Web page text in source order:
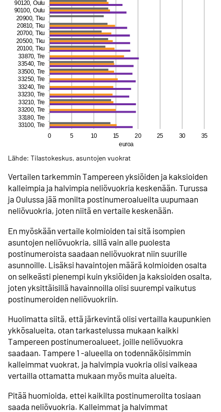
Lähde: Tilastokeskus, asuntojen vuokrat
Vertailen tarkemmin Tampereen yksiöiden ja kaksioiden
kalleimpia ja halvimpia neliövuokria keskenään. Turussa
ja Oulussa jää monilta postinumeroalueilta uupumaan
neliövuokria, joten niitä en vertaile keskenään.
En myöskään vertaile kolmioiden tai sitä isompien
asuntojen neliövuokria, sillä vain alle puolesta
postinumeroista saadaan neliövuokrat niin suurille
asunnoille. Lisäksi havaintojen määrä kolmioiden osalta
on selkeästi pienempi kuin yksiöiden ja kaksioiden osalta,
joten yksittäisillä havainnoilla olisi suurempi vaikutus
postinumeroiden neliövuokriin.
Huolimatta siitä, että järkevintä olisi vertailla kaupunkien
ykkösalueita, otan tarkastelussa mukaan kaikki
Tampereen postinumeroalueet, joille neliövuokra
saadaan. Tampere 1 -alueella on todennäköisimmin
kalleimmat vuokrat, ja halvimpia vuokria olisi vaikeaa
vertailla ottamatta mukaan myös muita alueita.
Pitää huomioida, ettei kaikilta postinumeroilta tosiaan
saada neliövuokria. Kalleimmat ja halvimmat